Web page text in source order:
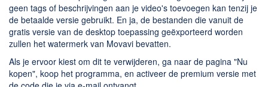
geen tags of beschrijvingen aan je video's toevoegen kan tenzij je
de betaalde versie gebruikt. En ja, de bestanden die vanuit de
gratis versie van de desktop toepassing geëxporteerd worden
zullen het watermerk van Movavi bevatten.
Als je ervoor kiest om dit te verwijderen, ga naar de pagina "Nu
kopen", koop het programma, en activeer de premium versie met